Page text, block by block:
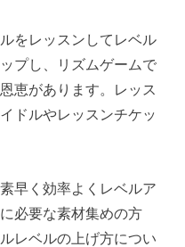
をレッスンしてレベル
プし、リズムゲームで
恵があります。レッス
ドルやレッスンチケッ
早く効率よくレベルア
必要な素材集めの方
レベルの上げ方につい